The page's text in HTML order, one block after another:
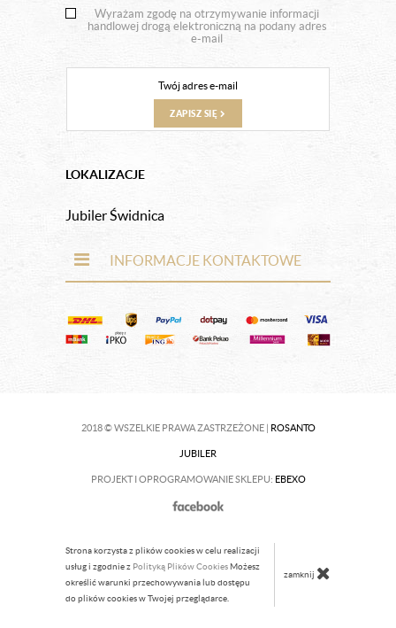
Wyrażam zgodę na otrzymywanie informacji
handlowej drogą elektroniczną na podany adres
e-mail
ZAPISZ SIĘ
LOKALIZACJE
Jubiler Świdnica
INFORMACJE KONTAKTOWE
2018 © WSZELKIE PRAWA ZASTRZEŻONE | ROSANTO
JUBILER
PROJEKT I OPROGRAMOWANIE SKLEPU: EBEXO
Strona korzysta z plików cookies w celu realizacji
usług i zgodnie z Polityką Plików Cookies Możesz
określić warunki przechowywania lub dostępu
do plików cookies w Twojej przeglądarce.
zamknij